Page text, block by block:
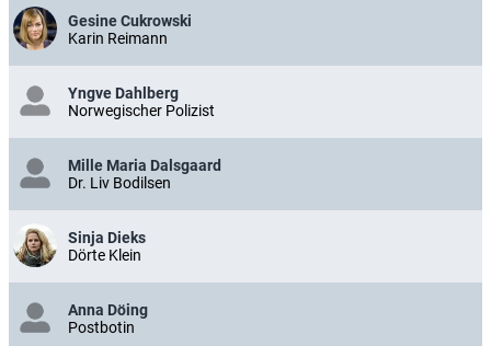
Gesine Cukrowski
Karin Reimann
Yngve Dahlberg
Norwegischer Polizist
Mille Maria Dalsgaard
Dr. Liv Bodilsen
Sinja Dieks
Dörte Klein
Anna Döing
Postbotin